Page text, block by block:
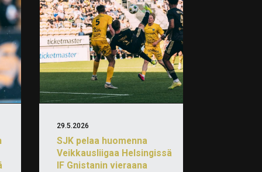
SJK pelaa huomenna
Veikkausliigaa Helsingissä
IF Gnistanin vieraana
29.5.2026